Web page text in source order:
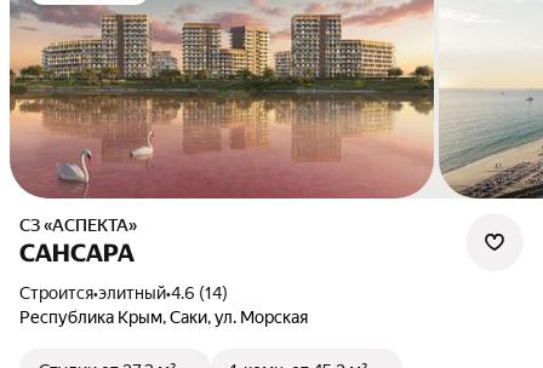
СЗ «АСПЕКТА»
САНСАРА
Строится•элитный•4.6 (14)
Республика Крым, Саки, ул. Морская